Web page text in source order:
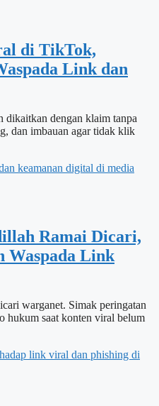
di TikTok,
Link dan
dengan klaim tanpa
dan imbauan agar tidak klik
Ramai Dicari,
Waspada Link
warganet. Simak peringatan
hukum saat konten viral belum